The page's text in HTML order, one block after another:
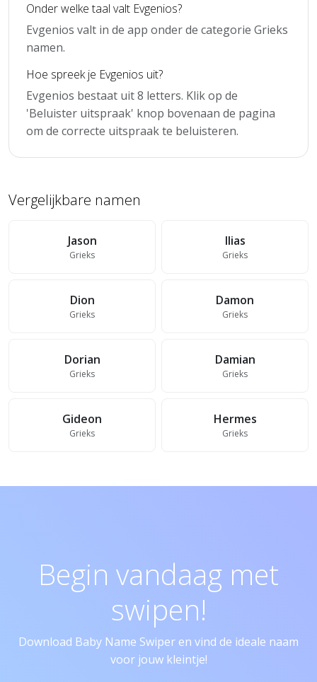
Onder welke taal valt Evgenios?
Evgenios valt in de app onder de categorie Grieks
namen.
Hoe spreek je Evgenios uit?
Evgenios bestaat uit 8 letters. Klik op de
'Beluister uitspraak' knop bovenaan de pagina
om de correcte uitspraak te beluisteren.
Vergelijkbare namen
Jason
Grieks
Ilias
Grieks
Dion
Grieks
Damon
Grieks
Dorian
Grieks
Damian
Grieks
Gideon
Grieks
Hermes
Grieks
Begin vandaag met
swipen!
Download Baby Name Swiper en vind de ideale naam
voor jouw kleintje!